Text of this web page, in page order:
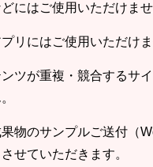
にはご使用いただけませ
リにはご使用いただけま
ツが重複・競合するサ
物のサンプルご送付（
せていただきます。